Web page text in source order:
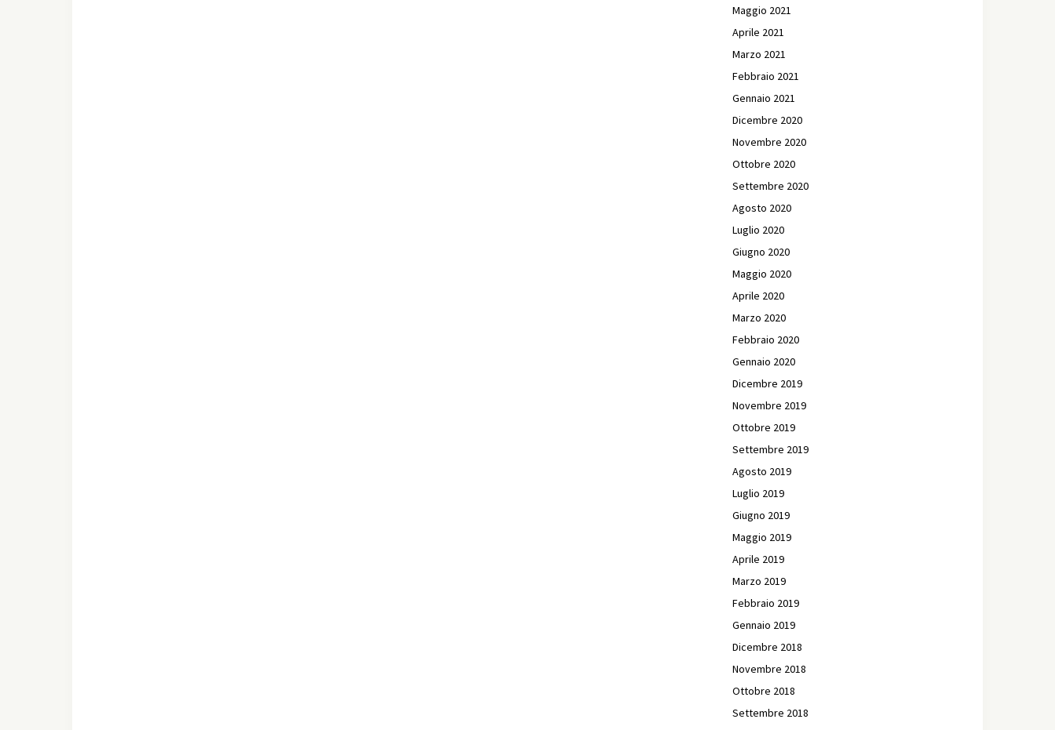
Maggio 2021
Aprile 2021
Marzo 2021
Febbraio 2021
Gennaio 2021
Dicembre 2020
Novembre 2020
Ottobre 2020
Settembre 2020
Agosto 2020
Luglio 2020
Giugno 2020
Maggio 2020
Aprile 2020
Marzo 2020
Febbraio 2020
Gennaio 2020
Dicembre 2019
Novembre 2019
Ottobre 2019
Settembre 2019
Agosto 2019
Luglio 2019
Giugno 2019
Maggio 2019
Aprile 2019
Marzo 2019
Febbraio 2019
Gennaio 2019
Dicembre 2018
Novembre 2018
Ottobre 2018
Settembre 2018